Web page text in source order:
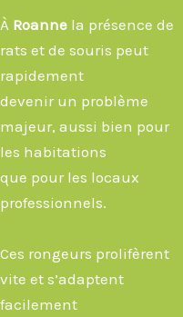
À Roanne la présence de
rats et de souris peut
rapidement
devenir un problème
majeur, aussi bien pour
les habitations
que pour les locaux
professionnels.
Ces rongeurs prolifèrent
vite et s’adaptent
facilement